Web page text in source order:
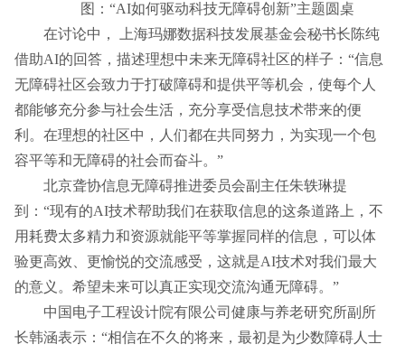
图：“AI如何驱动科技无障碍创新”主题圆桌
在讨论中， 上海玛娜数据科技发展基金会秘书长陈纯
借助AI的回答，描述理想中未来无障碍社区的样子：“信息
无障碍社区会致力于打破障碍和提供平等机会，使每个人
都能够充分参与社会生活，充分享受信息技术带来的便
利。在理想的社区中，人们都在共同努力，为实现一个包
容平等和无障碍的社会而奋斗。”
北京聋协信息无障碍推进委员会副主任朱轶琳提
到：“现有的AI技术帮助我们在获取信息的这条道路上，不
用耗费太多精力和资源就能平等掌握同样的信息，可以体
验更高效、更愉悦的交流感受，这就是AI技术对我们最大
的意义。希望未来可以真正实现交流沟通无障碍。”
中国电子工程设计院有限公司健康与养老研究所副所
长韩涵表示：“相信在不久的将来，最初是为少数障碍人士